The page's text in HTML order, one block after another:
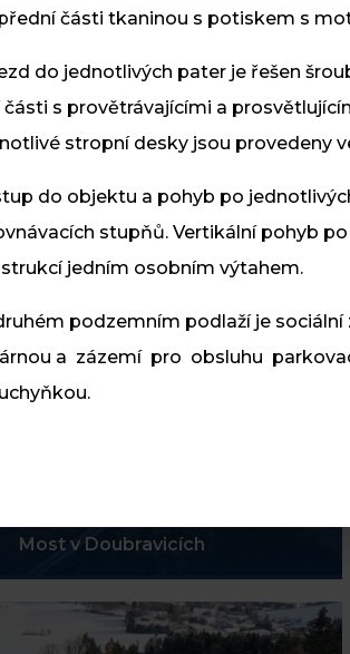
Modernizace traťového
Most v Doubravicích
části tkaninou s potiskem s
do jednotlivých pater je řešen
části s provětrávajícími a
stropní desky jsou provedeny
do objektu a pohyb po
stupňů. Vertikální pohyb
jedním osobním výtahem.
podzemním podlaží je
a zázemí pro obsluhu